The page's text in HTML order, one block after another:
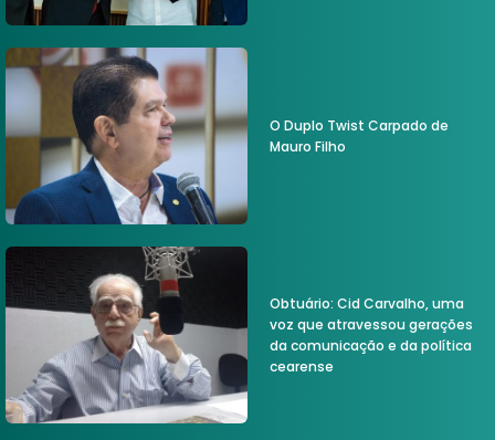
O Duplo Twist Carpado de
Mauro Filho
Obtuário: Cid Carvalho, uma
voz que atravessou gerações
da comunicação e da política
cearense